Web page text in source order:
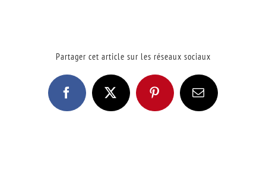
Partager cet article sur les réseaux sociaux
Facebook
X PinterestEmail